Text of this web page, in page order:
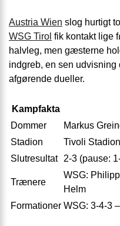
Austria Wien slog hurtigt
WSG Tirol fik kontakt lige
halvleg, men gæsterne
indgreb, en sen
afgørende dueller.
Kampfakta
Dommer
Markus
Stadion
Tivoli
Slutresultat
2-3 (pause:
Trænere
WSG:
Helm
Formationer WSG: 3-4-3